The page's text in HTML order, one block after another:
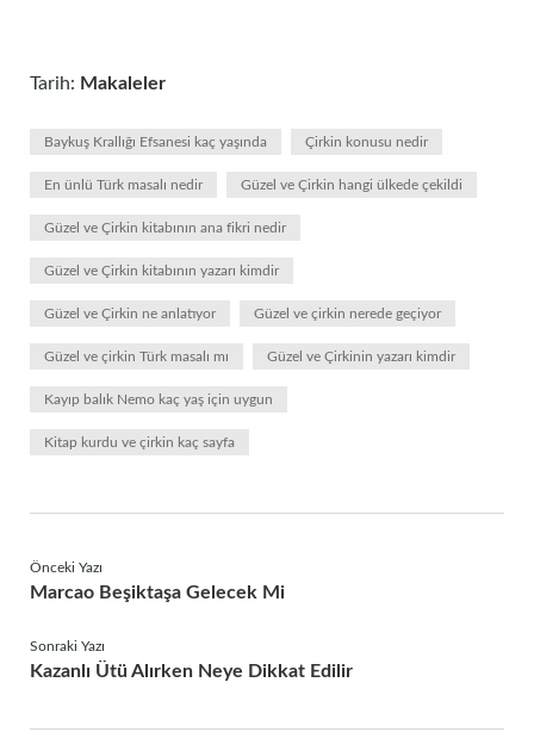
Tarih: Makaleler
Baykuş Krallığı Efsanesi kaç yaşında Çirkin konusu nedir
En ünlü Türk masalı nedir Güzel ve Çirkin hangi ülkede çekildi
Güzel ve Çirkin kitabının ana fikri nedir
Güzel ve Çirkin kitabının yazarı kimdir
Güzel ve Çirkin ne anlatıyor Güzel ve çirkin nerede geçiyor
Güzel ve çirkin Türk masalı mı Güzel ve Çirkinin yazarı kimdir
Kayıp balık Nemo kaç yaş için uygun
Kitap kurdu ve çirkin kaç sayfa
Önceki Yazı
Marcao Beşiktaşa Gelecek Mi
Sonraki Yazı
Kazanlı Ütü Alırken Neye Dikkat Edilir